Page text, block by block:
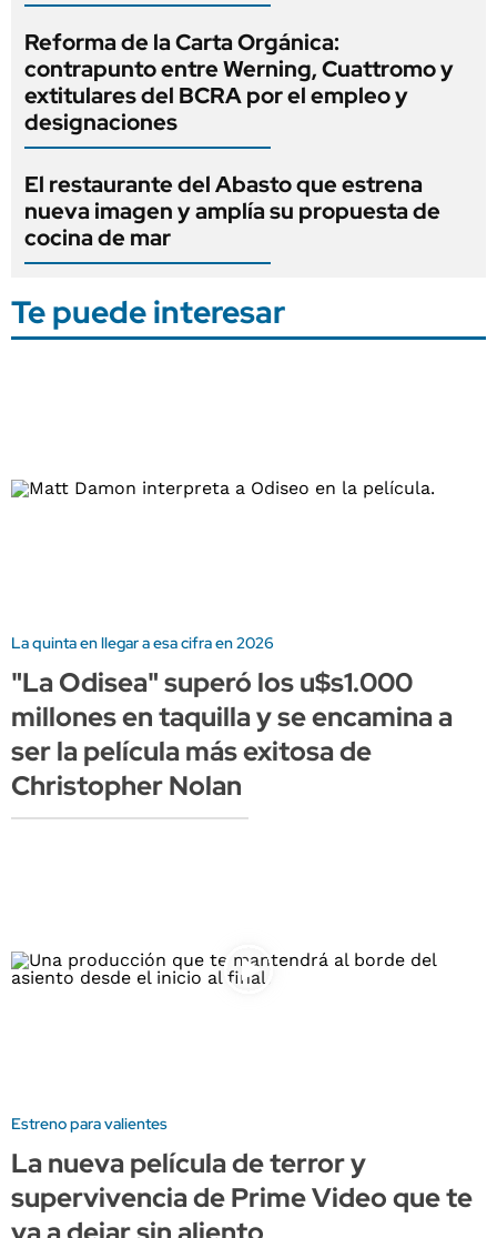
Reforma de la Carta Orgánica:
contrapunto entre Werning, Cuattromo y
extitulares del BCRA por el empleo y
designaciones
El restaurante del Abasto que estrena
nueva imagen y amplía su propuesta de
cocina de mar
Te puede interesar
La quinta en llegar a esa cifra en 2026
"La Odisea" superó los u$s1.000
millones en taquilla y se encamina a
ser la película más exitosa de
Christopher Nolan
Estreno para valientes
La nueva película de terror y
supervivencia de Prime Video que te